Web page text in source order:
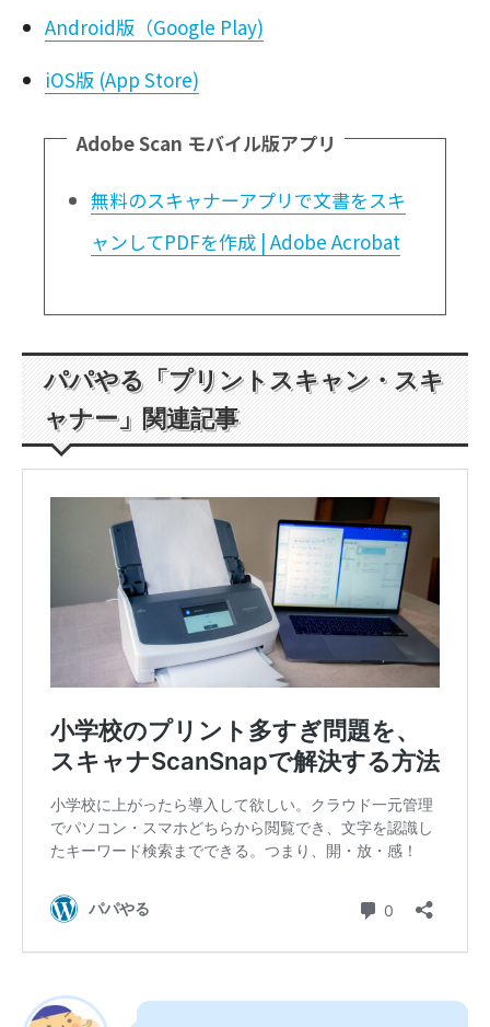
Android版（Google Play)
iOS版 (App Store)
Adobe Scan モバイル版アプリ
無料のスキャナーアプリで文書をスキ
ャンしてPDFを作成 | Adobe Acrobat
パパやる「プリントスキャン・スキ
ャナー」関連記事